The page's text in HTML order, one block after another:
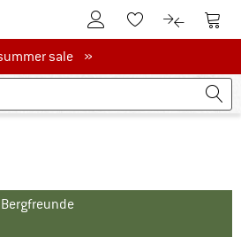
Al conto clienteAlla lista
Al Al
salesale »